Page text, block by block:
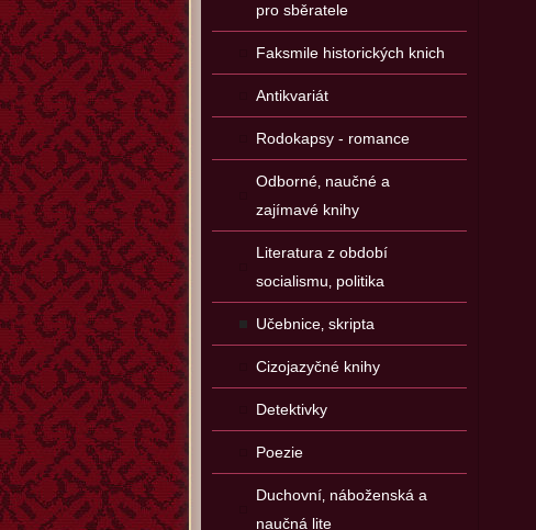
pro sběratele
Faksmile historických knich
Antikvariát
Rodokapsy - romance
Odborné‚ naučné a
zajímavé knihy
Literatura z období
socialismu‚ politika
Učebnice‚ skripta
Cizojazyčné knihy
Detektivky
Poezie
Duchovní‚ náboženská a
naučná lite